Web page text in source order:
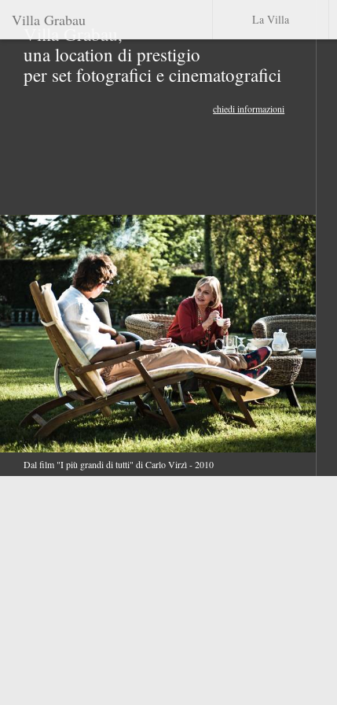
Villa Grabau La Villa
Villa Grabau,
una location di prestigio
per set fotografici e cinematografici
chiedi informazioni
Dal film "I più grandi di tutti" di Carlo Virzì - 2010